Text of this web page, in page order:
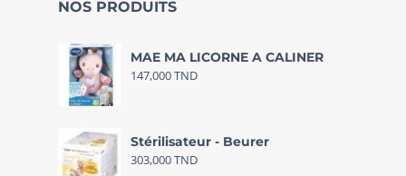
NOS PRODUITS
MAE MA LICORNE A CALINER
147,000TND
Stérilisateur - Beurer
303,000TND